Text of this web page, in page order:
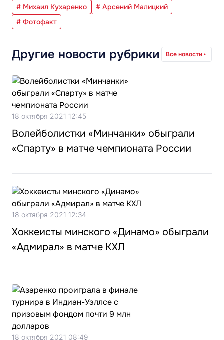
# Михаил Кухаренко
# Арсений Малицкий
# Фотофакт
Другие новости рубрики Все новости
18 октября 2021 12:45
Волейболистки «Минчанки» обыграли
«Спарту» в матче чемпионата России
18 октября 2021 12:34
Хоккеисты минского «Динамо» обыграли
«Адмирал» в матче КХЛ
18 октября 2021 08:49